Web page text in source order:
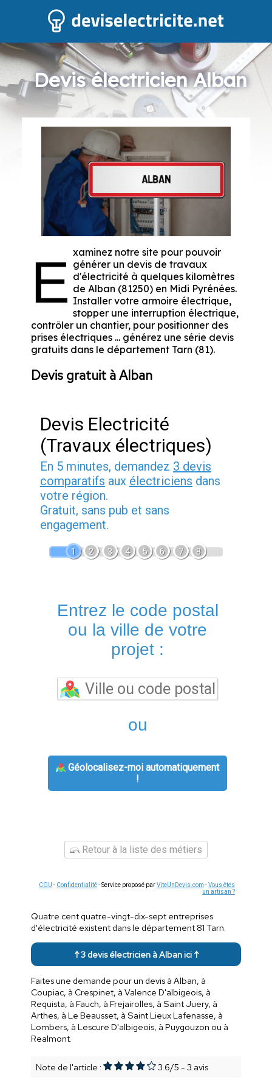
Devis électricien Alban
E xaminez notre site pour pouvoir
générer un devis de travaux
d'électricité à quelques kilomètres
de Alban (81250) en Midi Pyrénées.
Installer votre armoire électrique,
stopper une interruption électrique,
contrôler un chantier, pour positionner des
prises électriques ... générez une série devis
gratuits dans le département Tarn (81).
Devis gratuit à Alban
Devis Electricité
(Travaux électriques)
En 5 minutes, demandez 3 devis
comparatifs aux électriciens dans
votre région.
Gratuit, sans pub et sans
engagement.
1 2 3 4 5 6 7 8
Entrez le code postal
ou la ville de votre
projet :
ou
Géolocalisez-moi automatiquement
!
Retour à la liste des métiers
CGU - Confidentialité- Service proposé parViteUnDevis.com -Vous êtes
un artisan ?
Quatre cent quatre-vingt-dix-sept entreprises
d'électricité existent dans le département 81 Tarn.
↑ 3 devis électricien à Alban ici ↑
Faites une demande pour un devis à Alban, à
Coupiac, à Crespinet, à Valence D'albigeois, à
Requista, à Fauch, à Frejairolles, à Saint Juery, à
Arthes, à Le Beausset, à Saint Lieux Lafenasse, à
Lombers, à Lescure D'albigeois, à Puygouzon ou à
Realmont.
Note de l'article : 3.6/5 - 3 avis